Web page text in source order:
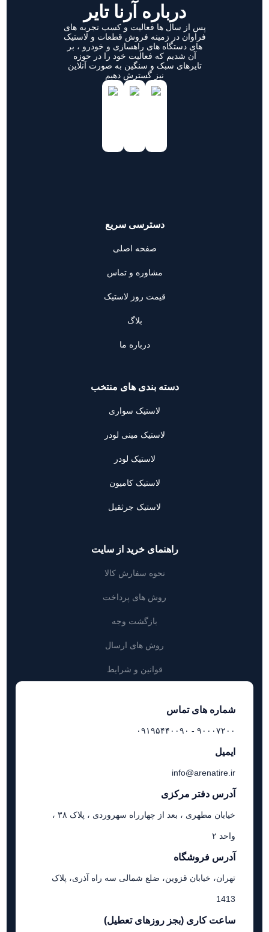
درباره آرنا تایر
پس از سال ها فعالیت و کسب تجربه های
فراوان در زمینه فروش قطعات و لاستیک
های دستگاه های راهسازی و خودرو ، بر
آن شدیم که فعالیت خود را در حوزه
تایرهای سبک و سنگین به صورت آنلاین
نیز گسترش دهیم
دسترسی سریع
صفحه اصلی
مشاوره و تماس
قیمت روز لاستیک
بلاگ
درباره ما
دسته بندی های منتخب
لاستیک سواری
لاستیک مینی لودر
لاستیک لودر
لاستیک کامیون
لاستیک جرثقیل
راهنمای خرید از سایت
نحوه سفارش کالا
روش های پرداخت
بازگشت وجه
روش های ارسال
قوانین و شرایط
شماره های تماس
۹۰۰۰۷۲۰۰ - ۰۹۱۹۵۴۴۰۰۹۰
ایمیل
info@arenatire.ir
آدرس دفتر مرکزی
خیابان مطهری ، بعد از چهارراه سهروردی ، پلاک ۳۸ ،
واحد ۲
آدرس فروشگاه
تهران، خیابان قزوین، ضلع شمالی سه راه آذری، پلاک
1413
ساعت کاری (بجز روزهای تعطیل)